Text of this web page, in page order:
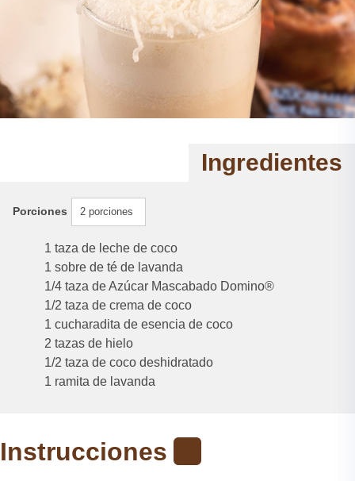
Ingredientes
Porciones 2 porciones
1 taza de leche de coco
1 sobre de té de lavanda
1/4 taza de Azúcar Mascabado Domino®
1/2 taza de crema de coco
1 cucharadita de esencia de coco
2 tazas de hielo
1/2 taza de coco deshidratado
1 ramita de lavanda
Instrucciones